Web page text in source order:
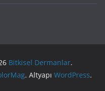
Bitkisel Dermanlar.
. Altyapı WordPress.